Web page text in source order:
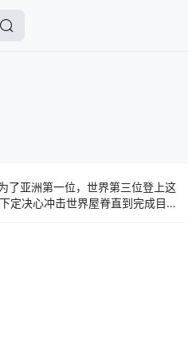
了亚洲第一位，世界第三位登上这
决心冲击世界屋脊直到完成目
峰壮丽的景色和暴虐无情的惊
、情感取舍、气候地势等众多问
，用他的话来说就是”路再难，